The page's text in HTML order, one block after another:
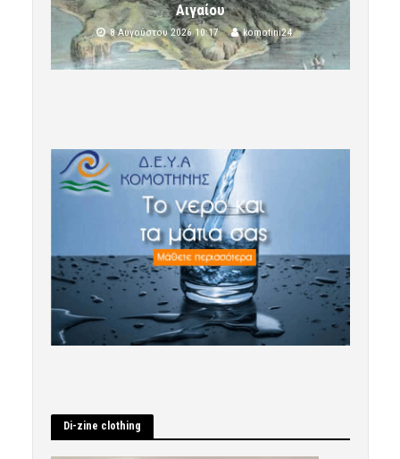
Αιγαίου
8 Αυγούστου 2026 10:17 komotini24
Di-zine clothing